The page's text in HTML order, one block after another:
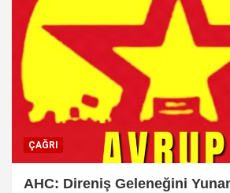
ÇAĞRI
AHC: Direniş Geleneğini